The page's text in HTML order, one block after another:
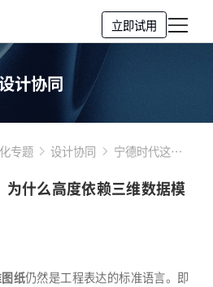
立即试用
计协同
专题 设计协同
宁德时代这类
高度依赖三维
为什么高度依赖三维数据模
纸仍然是工程表达的标准语言。即